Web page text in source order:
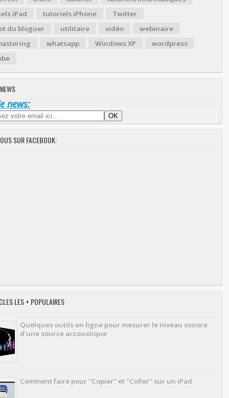
iPad
tutoriels iPhone
Twitter
du bloguer
utilitaire vidéo
webinaire
whatsapp Windows XP
wordpress
news:
SUR FACEBOOK:
LES + POPULAIRES
Quelques outils en ligne pour mesurer le niveau sonore
d'une source accoustique
Comment faire pour "Copier" et "Coller" sur un iPad